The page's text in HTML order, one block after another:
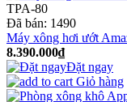
TPA-80
Đã bán: 1490
Máy xông hơi ướt
8.390.000₫
Đặt ngay
Giỏ hàng